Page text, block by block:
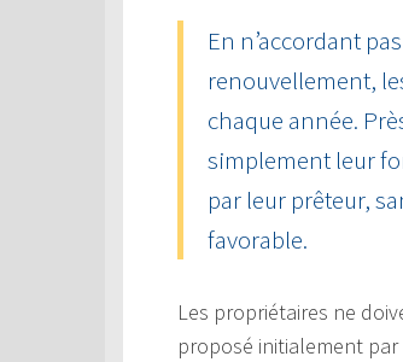
En n’accordant
renouvellement,
chaque année.
simplement leur
par leur prêteur,
favorable.
Les propriétaires ne
proposé initialement